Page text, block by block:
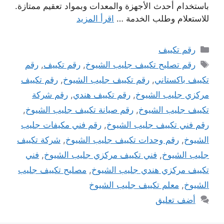
باستخدام أحدث الأجهزة والمعدات وبمواد تعقيم ممتازة.
للاستعلام وطلب الخدمة … اقرأ المزيد
التصنيفات
رقم تكييف
الوسوم
رقم تصليح تكييف جليب الشيوخ,رقم تكييف,رقم
تكييف باكستاني, رقم تكييف جليب الشيوخ, رقم تكييف
مركزي جليب الشيوخ, رقم تكييف هندي, رقم شركة
تكييف جليب الشيوخ, رقم صيانة تكييف جليب الشيوخ,
رقم فني تكييف جليب الشيوخ, رقم فني مكيفات جليب
الشيوخ, رقم وحدات تكييف جليب الشيوخ, شركة تكييف
جليب الشيوخ, فني تكييف مركزي جليب الشيوخ, فني
تكييف مركزي هندي جليب الشيوخ, مصليح تكييف جليب
الشيوخ, معلم تكييف جليب الشيوخ
أضف تعليق